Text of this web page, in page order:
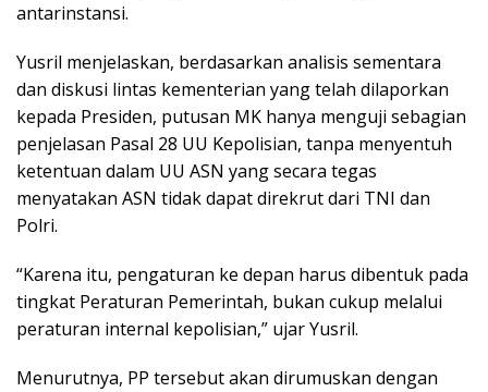
antarinstansi.
Yusril menjelaskan, berdasarkan analisis sementara
dan diskusi lintas kementerian yang telah dilaporkan
kepada Presiden, putusan MK hanya menguji sebagian
penjelasan Pasal 28 UU Kepolisian, tanpa menyentuh
ketentuan dalam UU ASN yang secara tegas
menyatakan ASN tidak dapat direkrut dari TNI dan
Polri.
“Karena itu, pengaturan ke depan harus dibentuk pada
tingkat Peraturan Pemerintah, bukan cukup melalui
peraturan internal kepolisian,” ujar Yusril.
Menurutnya, PP tersebut akan dirumuskan dengan